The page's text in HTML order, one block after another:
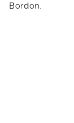
Bordon.